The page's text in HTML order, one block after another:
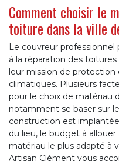
Comment choisir le
toiture dans la ville
Le couvreur professionnel
à la réparation des
leur mission de
climatiques. Plusieurs
pour le choix de matériau
notamment se baser sur
construction est
du lieu, le budget à
matériau le plus adapté à
Artisan Clément vous